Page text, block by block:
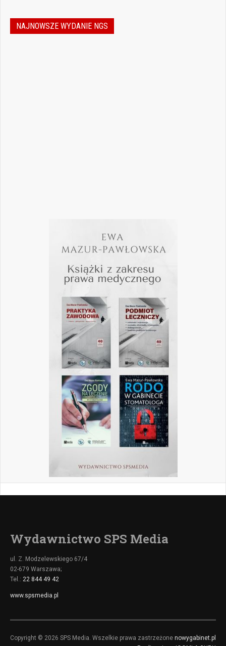
NAJNOWSZE WYDANIE NGS
Wydawnictwo SPS Media
ul. Z. Modzelewskiego 67/4
02-679 Warszawa;
Tel.: 22 844 49 42
www.spsmedia.pl
Copyright © 2026 SPS Media. Wszelkie prawa zastrzeżone nowygabinet.pl